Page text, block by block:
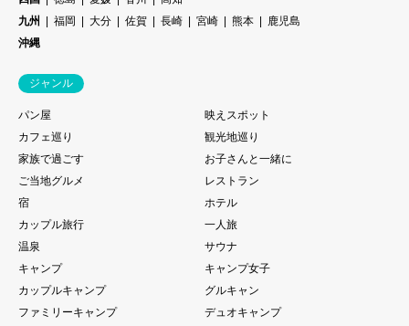
九州
福岡 大分 佐賀 長崎 宮崎 熊本
鹿児島
沖縄
ジャンル
パン屋
映えスポット
カフェ巡り
観光地巡り
家族で過ごす
お子さんと一緒に
ご当地グルメ
レストラン
宿
ホテル
カップル旅行
一人旅
温泉
サウナ
キャンプ
キャンプ女子
カップルキャンプ
グルキャン
ファミリーキャンプ
デュオキャンプ